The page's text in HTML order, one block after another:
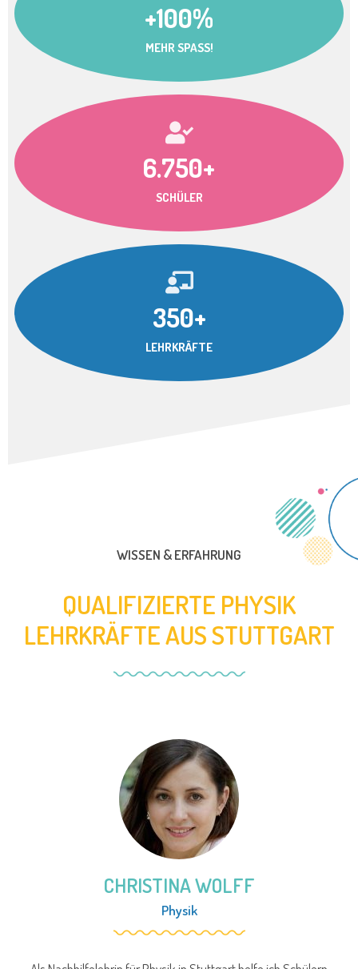
+100%
MEHR SPASS!
6.750+
SCHÜLER
350+
LEHRKRÄFTE
WISSEN & ERFAHRUNG
QUALIFIZIERTE PHYSIK
LEHRKRÄFTE AUS STUTTGART
CHRISTINA WOLFF
Physik